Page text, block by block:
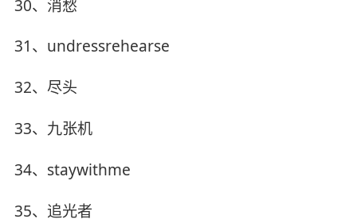
30、消愁
31、undressrehearse
32、尽头
33、九张机
34、staywithme
35、追光者